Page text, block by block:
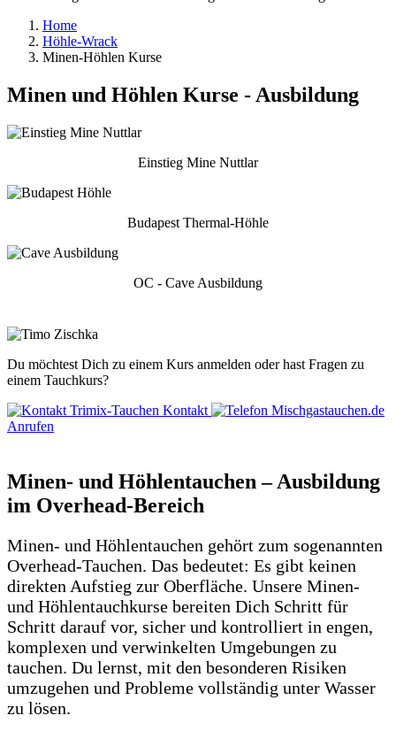
Home
Höhle-Wrack
Minen-Höhlen Kurse
Minen und Höhlen Kurse - Ausbildung
Einstieg Mine Nuttlar
Budapest Thermal-Höhle
OC - Cave Ausbildung
Du möchtest Dich zu einem Kurs anmelden oder hast Fragen zu
einem Tauchkurs?
Kontakt
Anrufen
Minen- und Höhlentauchen – Ausbildung
im Overhead-Bereich
Minen- und Höhlentauchen gehört zum sogenannten
Overhead-Tauchen. Das bedeutet: Es gibt keinen
direkten Aufstieg zur Oberfläche. Unsere Minen-
und Höhlentauchkurse bereiten Dich Schritt für
Schritt darauf vor, sicher und kontrolliert in engen,
komplexen und verwinkelten Umgebungen zu
tauchen. Du lernst, mit den besonderen Risiken
umzugehen und Probleme vollständig unter Wasser
zu lösen.